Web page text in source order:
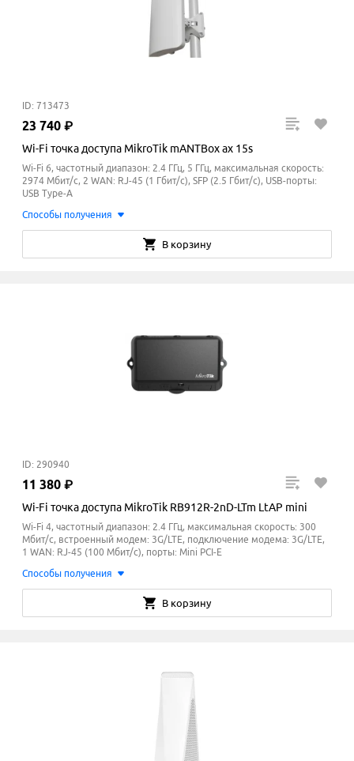
ID: 713473
23 740 ₽
Wi-Fi точка доступа MikroTik mANTBox ax 15s
Wi-Fi 6, частотный диапазон: 2.4 ГГц, 5 ГГц, максимальная скорость:
2974 Мбит/с, 2 WAN: RJ-45 (1 Гбит/с), SFP (2.5 Гбит/с), USB-порты:
USB Type-A
Способы получения
В корзину
ID: 290940
11 380 ₽
Wi-Fi точка доступа MikroTik RB912R-2nD-LTm LtAP mini
Wi-Fi 4, частотный диапазон: 2.4 ГГц, максимальная скорость: 300
Мбит/с, встроенный модем: 3G/LTE, подключение модема: 3G/LTE,
1 WAN: RJ-45 (100 Мбит/с), порты: Mini PCI-E
Способы получения
В корзину